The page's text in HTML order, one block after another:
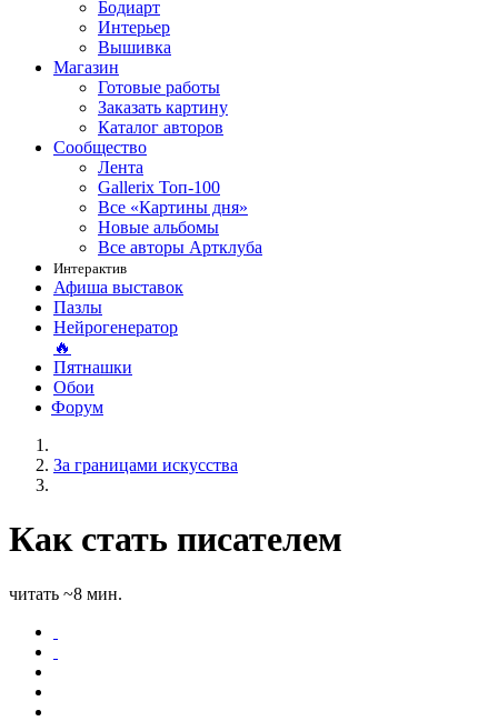
Бодиарт
Интерьер
Вышивка
Магазин
Готовые работы
Заказать картину
Каталог авторов
Сообщество
Лента
Gallerix Топ-100
Все «Картины дня»
Новые альбомы
Все авторы Артклуба
Интерактив
Афиша выставок
Пазлы
Нейрогенератор
🔥
Пятнашки
Обои
Форум
За границами искусства
Как стать писателем
читать ~8 мин.